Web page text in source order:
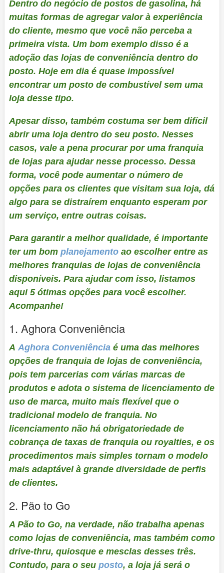
Dentro do negócio de postos de gasolina, há
muitas formas de agregar valor à experiência
do cliente, mesmo que você não perceba a
primeira vista. Um bom exemplo disso é a
adoção das lojas de conveniência dentro do
posto. Hoje em dia é quase impossível
encontrar um posto de combustível sem uma
loja desse tipo.
Apesar disso, também costuma ser bem difícil
abrir uma loja dentro do seu posto. Nesses
casos, vale a pena procurar por uma franquia
de lojas para ajudar nesse processo. Dessa
forma, você pode aumentar o número de
opções para os clientes que visitam sua loja, dá
algo para se distraírem enquanto esperam por
um serviço, entre outras coisas.
Para garantir a melhor qualidade, é importante
ter um bom planejamentoao escolher entre as
melhores franquias de lojas de conveniência
disponíveis. Para ajudar com isso, listamos
aqui 5 ótimas opções para você escolher.
Acompanhe!
1. Aghora Conveniência
A Aghora Conveniênciaé uma das melhores
opções de franquia de lojas de conveniência,
pois tem parcerias com várias marcas de
produtos e adota o sistema de licenciamento de
uso de marca, muito mais flexível que o
tradicional modelo de franquia. No
licenciamento não há obrigatoriedade de
cobrança de taxas de franquia ou royalties, e os
procedimentos mais simples tornam o modelo
mais adaptável à grande diversidade de perfis
de clientes.
2. Pão to Go
A Pão to Go, na verdade, não trabalha apenas
como lojas de conveniência, mas também como
drive-thru, quiosque e mesclas desses três.
Contudo, para o seu posto, a loja já será o